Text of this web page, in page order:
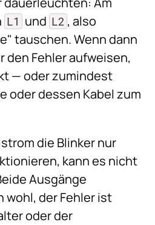
L1 und L2 , also
tauschen. Wenn dann
den Fehler aufweisen,
— oder zumindest
oder dessen Kabel zum
die Blinker nur
kann es nicht
Ausgänge
der Fehler ist
oder der